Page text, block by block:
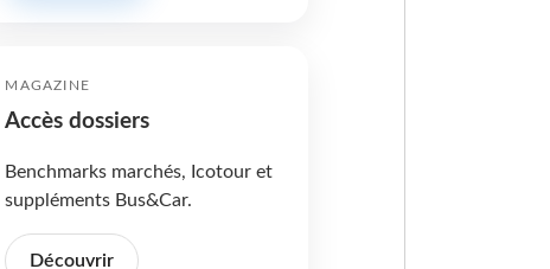
MAGAZINE
Accès dossiers
Benchmarks marchés, Icotour et
suppléments Bus&Car.
Découvrir